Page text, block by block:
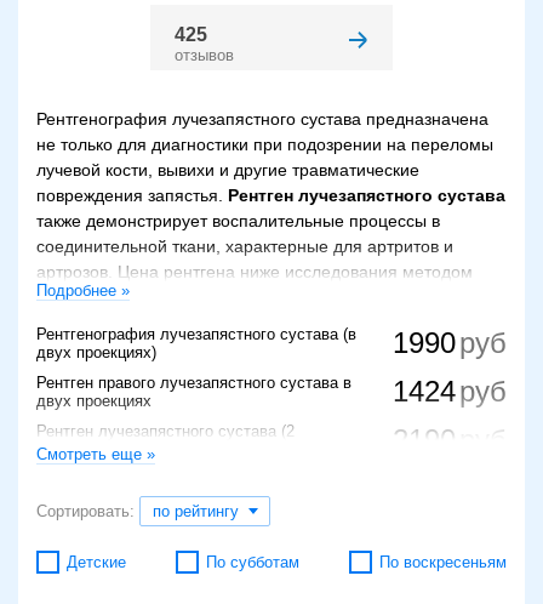
425
отзывов
Рентгенография лучезапястного сустава предназначена
не только для диагностики при подозрении на переломы
лучевой кости, вывихи и другие травматические
повреждения запястья. Рентген лучезапястного сустава
также демонстрирует воспалительные процессы в
соединительной ткани, характерные для артритов и
артрозов. Цена рентгена ниже исследования методом
компьютерной томографии, но снимок, сделанный при
костной и хрящевой ткани лучезапястного сустава.
Что выявляет обследование
Рентгенологическое исследование предназначено для
диагностики патологий костной и соединительной ткани,
и других повреждений запястья. Рентген позволяет
возможные новообразования в костях
Подробнее »
Рентгенография лучезапястного сустава (в
двух проекциях)
1990
Рентген правого лучезапястного сустава в
двух проекциях
1424
Рентген лучезапястного сустава (2
проекции)
2190
Рентгенография лучезапястного сустава в
2-х проекциях
Rg-графия лучезапястного сустава - 2
Смотреть еще »
Сортировать: по рейтингу
Детские По субботам По воскресеньям